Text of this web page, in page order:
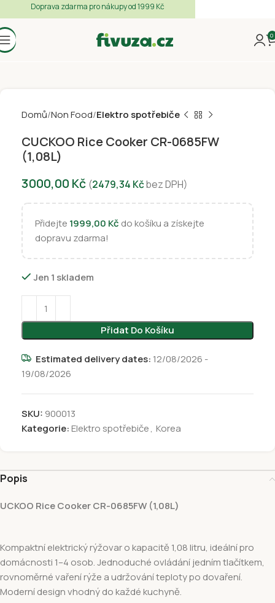
0
Domů Non Food Elektro spotřebiče
CUCKOO Rice Cooker CR-0685FW
(1,08L)
3000,00 Kč (2479,34 Kčbez DPH)
Přidejte 1999,00 Kč do košíku a získejte
dopravu zdarma!
Jen 1 skladem
Přidat Do Košíku
Estimated delivery dates: 12/08/2026 -
19/08/2026
SKU: 900013
Kategorie:Elektro spotřebiče, Korea
Popis
UCKOO Rice Cooker CR-0685FW (1,08L)
Kompaktní elektrický rýžovar o kapacitě 1,08 litru, ideální pro
domácnosti 1–4 osob. Jednoduché ovládání jedním tlačítkem,
rovnoměrné vaření rýže a udržování teploty po dovaření.
Moderní design vhodný do každé kuchyně.
Doprava zdarma pro nákupy od 1999 Kč